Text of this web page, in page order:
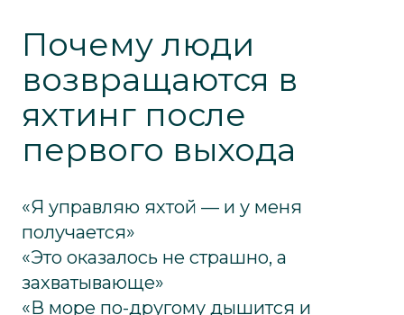
Почему люди
возвращаются в
яхтинг после
первого выхода
«Я управляю яхтой — и у меня
получается»
«Это оказалось не страшно, а
захватывающе»
«В море по-другому дышится и